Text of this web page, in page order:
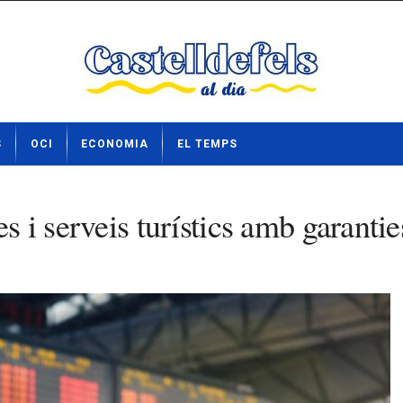
OCI ECONOMIA EL TEMPS
i serveis turístics amb